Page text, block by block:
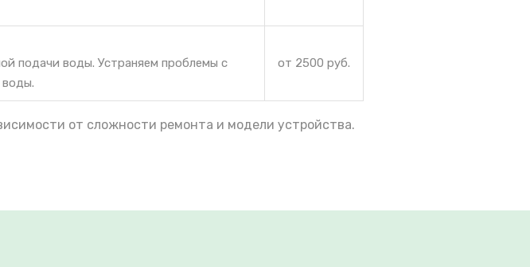
подачи воды. Устраняем проблемы с
от 2500 руб.
от сложности ремонта и модели устройства.